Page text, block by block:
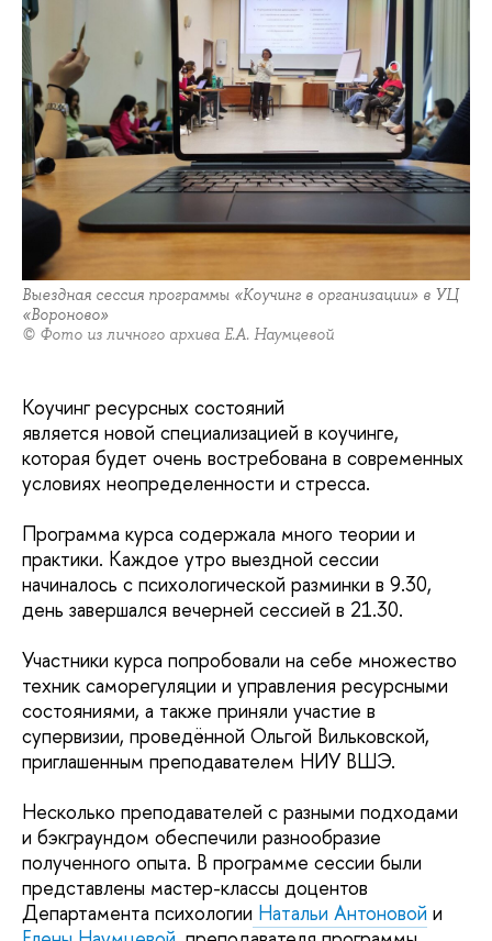
Выездная сессия программы «Коучинг в организации» в УЦ
«Вороново»
© Фото из личного архива Е.А. Наумцевой
Коучинг ресурсных состояний
является новой специализацией в коучинге,
которая будет очень востребована в современных
условиях неопределенности и стресса.
Программа курса содержала много теории и
практики. Каждое утро выездной сессии
начиналось с психологической разминки в 9.30,
день завершался вечерней сессией в 21.30.
Участники курса попробовали на себе множество
техник саморегуляции и управления ресурсными
состояниями, а также приняли участие в
супервизии, проведённой Ольгой Вильковской,
приглашенным преподавателем НИУ ВШЭ.
Несколько преподавателей с разными подходами
и бэкграундом обеспечили разнообразие
полученного опыта. В программе сессии были
представлены мастер-классы доцентов
Департамента психологии Натальи Антоновой и